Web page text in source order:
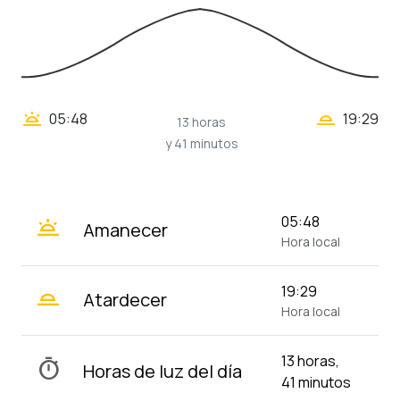
wb_twilight 05:48
13 horas
y 41 minutos
wb_twilight_2 19:29
wb_twilight Amanecer 05:48
Hora local
wb_twilight_2 Atardecer 19:29
Hora local
timer Horas de luz del día
13 horas,
41 minutos